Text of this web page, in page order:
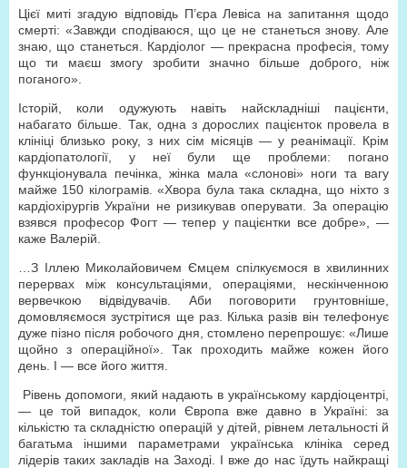
Цієї миті згадую відповідь П’єра Левіса на запитання щодо
смерті: «Завжди сподіваюся, що це не станеться знову. Але
знаю, що станеться. Кардіолог — прекрасна професія, тому
що ти маєш змогу зробити значно більше доброго, ніж
поганого».
Історій, коли одужують навіть найскладніші пацієнти,
набагато більше. Так, одна з дорослих пацієнток провела в
клініці близько року, з них сім місяців — у реанімації. Крім
кардіопатології, у неї були ще проблеми: погано
функціонувала печінка, жінка мала «слонові» ноги та вагу
майже 150 кілограмів. «Хвора була така складна, що ніхто з
кардіохірургів України не ризикував оперувати. За операцію
взявся професор Фогт — тепер у пацієнтки все добре», —
каже Валерій.
…З Іллею Миколайовичем Ємцем спілкуємося в хвилинних
перервах між консультаціями, операціями, нескінченною
вервечкою відвідувачів. Аби поговорити грунтовніше,
домовляємося зустрітися ще раз. Кілька разів він телефонує
дуже пізно після робочого дня, стомлено перепрошує: «Лише
щойно з операційної». Так проходить майже кожен його
день. І — все його життя.
Рівень допомоги, який надають в українському кардіоцентрі,
— це той випадок, коли Європа вже давно в Україні: за
кількістю та складністю операцій у дітей, рівнем летальності й
багатьма іншими параметрами українська клініка серед
лідерів таких закладів на Заході. І вже до нас їдуть найкращі